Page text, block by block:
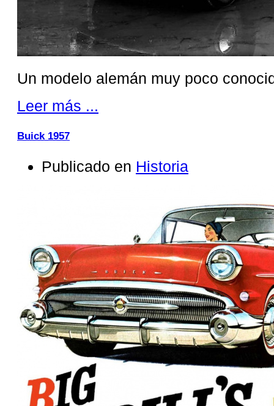
Un modelo alemán muy poco
Leer más ...
Buick 1957
Publicado en Historia